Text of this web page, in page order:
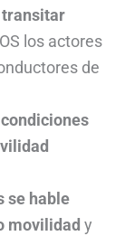
transitar
los actores
de
se hable
movilidad y